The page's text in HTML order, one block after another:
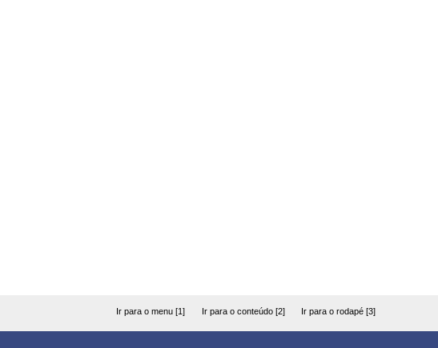
Ir para o menu [1] Ir para o conteúdo [2] Ir para o rodapé [3]